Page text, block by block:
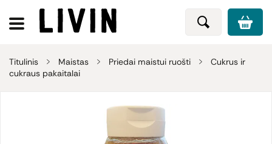
Titulinis Maistas Priedai maistui ruošti
Cukrus ir
cukraus pakaitalai